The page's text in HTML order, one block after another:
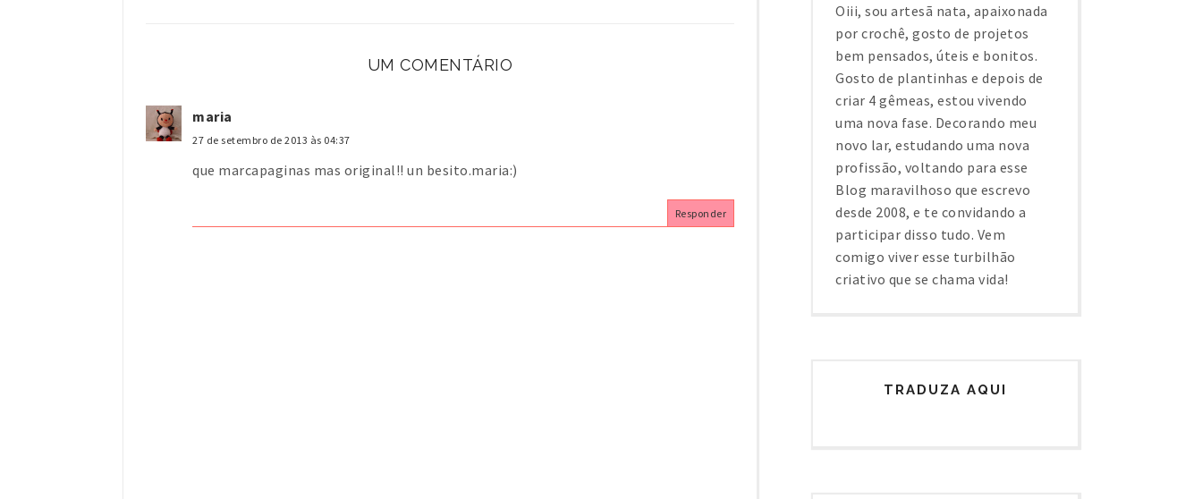
UM COMENTÁRIO
maria
27 de setembro de 2013 às 04:37
que marcapaginas mas original!! un besito.maria:)
Responder
Oiii, sou artesã nata, apaixonada
por crochê, gosto de projetos
bem pensados, úteis e bonitos.
Gosto de plantinhas e depois de
criar 4 gêmeas, estou vivendo
uma nova fase. Decorando meu
novo lar, estudando uma nova
profissão, voltando para esse
Blog maravilhoso que escrevo
desde 2008, e te convidando a
participar disso tudo. Vem
comigo viver esse turbilhão
criativo que se chama vida!
TRADUZA AQUI